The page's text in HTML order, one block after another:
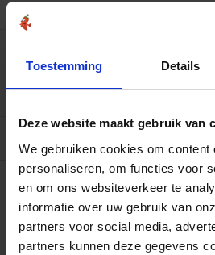
Toestemming Details
Deze website maakt gebruik van
We gebruiken cookies om content
personaliseren, om functies voor
en om ons websiteverkeer te
informatie over uw gebruik van
partners voor social media,
partners kunnen deze gegevens
Reviews
Op werkdagen voor 15.00 uur
verzonden.
Zakje 60 gram
Totaal: